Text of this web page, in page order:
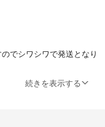
でシワシワで発送となり
続きを表示する